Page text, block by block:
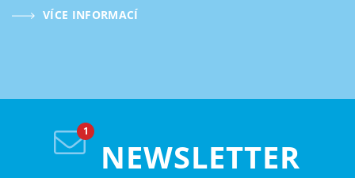
VÍCE INFORMACÍ
NEWSLETTER